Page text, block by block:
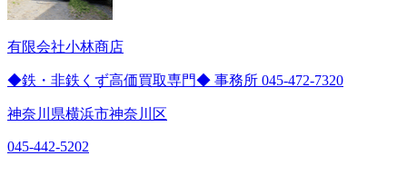
有限会社小林商店
◆鉄・非鉄くず高価買取専門◆ 事務所 045-472-7320
神奈川県横浜市神奈川区
045-442-5202